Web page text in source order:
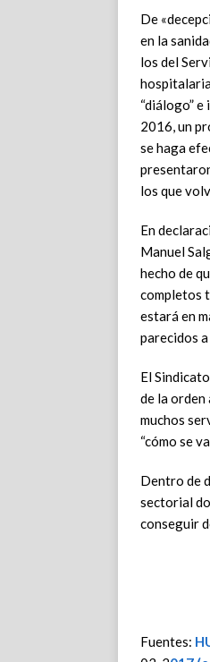
De
en la
los del
“diálogo”
2016, un
se haga
los que
En
Manuel
hecho de
completos
estará en
parecidos
El
de la orden
muchos
“cómo se
Dentro de
sectorial
conseguir
Fuentes: